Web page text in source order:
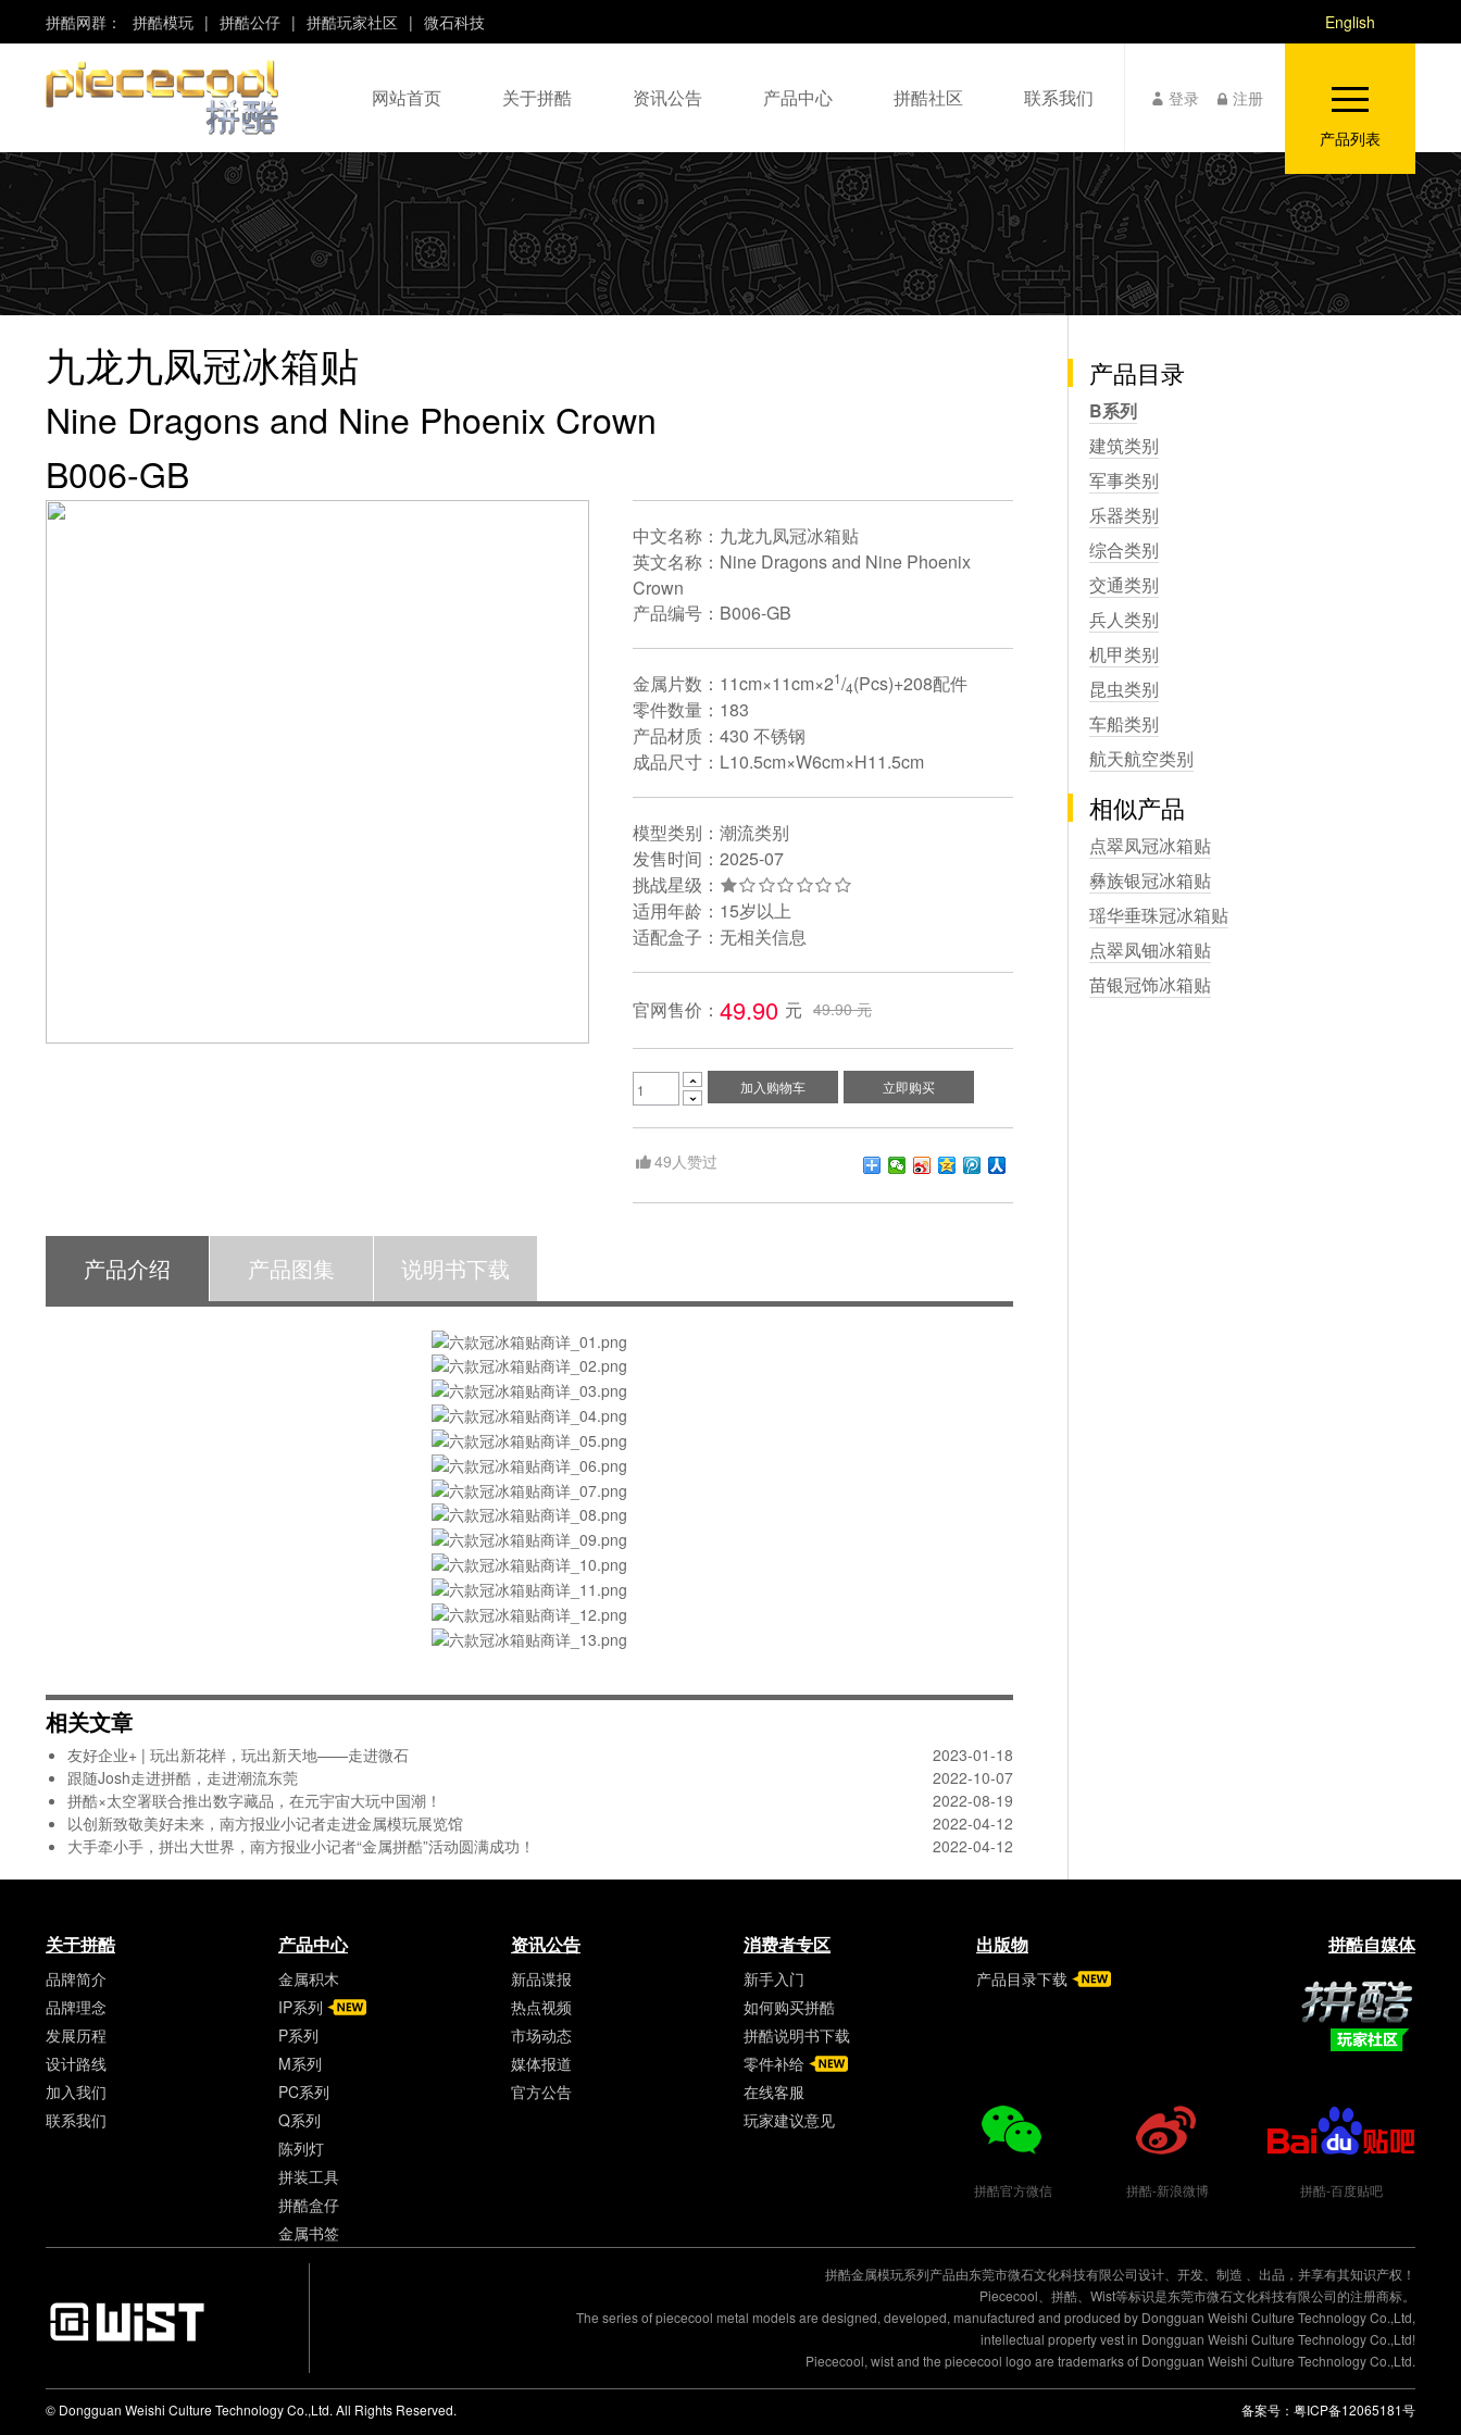
拼酷网群： 拼酷模玩 | 拼酷公仔 | 拼酷玩家社区 | 微石科技 English
“Piececool”、“拼酷”
是“微石科技”旗下品牌！
网站首页 关于拼酷 资讯公告 产品中心 拼酷社区 联系我们 登录
注册
产品列表
九龙九凤冠冰箱贴
Nine Dragons and Nine Phoenix Crown
B006-GB
中文名称：九龙九凤冠冰箱贴
英文名称：Nine Dragons and Nine Phoenix
Crown
产品编号：B006-GB
金属片数：11cm×11cm×21/4(Pcs)+208配件
零件数量：183
产品材质：430 不锈钢
成品尺寸：L10.5cm×W6cm×H11.5cm
模型类别：潮流类别
发售时间：2025-07
挑战星级：
适用年龄：15岁以上
适配盒子：无相关信息
官网售价： 49.90 元 49.90 元


加入购物车 立即购买
49 人赞过
产品介绍 产品图集 说明书下载
相关文章
2023-01-18
友好企业+ | 玩出新花样，玩出新天地——走进微石
2022-10-07
跟随Josh走进拼酷，走进潮流东莞
2022-08-19
拼酷×太空署联合推出数字藏品，在元宇宙大玩中国潮！
2022-04-12
以创新致敬美好未来，南方报业小记者走进金属模玩展览馆
2022-04-12
大手牵小手，拼出大世界，南方报业小记者“金属拼酷”活动圆满成功！
产品目录
B系列
建筑类别
军事类别
乐器类别
综合类别
交通类别
兵人类别
机甲类别
昆虫类别
车船类别
航天航空类别
相似产品
点翠凤冠冰箱贴
彝族银冠冰箱贴
瑶华垂珠冠冰箱贴
点翠凤钿冰箱贴
苗银冠饰冰箱贴
关于拼酷
品牌简介
品牌理念
发展历程
设计路线
加入我们
联系我们
产品中心
金属积木
IP系列
P系列
M系列
PC系列
Q系列
陈列灯
拼装工具
拼酷盒仔
金属书签
资讯公告
新品谍报
热点视频
市场动态
媒体报道
官方公告
消费者专区
新手入门
如何购买拼酷
拼酷说明书下载
零件补给
在线客服
玩家建议意见
出版物
产品目录下载
拼酷自媒体
拼酷-百度贴吧
拼酷-新浪微博
拼酷官方微信
拼酷金属模玩系列产品由东莞市微石文化科技有限公司设计、开发、制造 、出品，并享有其知识产权！
Piececool、拼酷、Wist等标识是东莞市微石文化科技有限公司的注册商标。
The series of piececool metal models are designed, developed, manufactured and produced by Dongguan Weishi Culture Technology Co.,Ltd,
intellectual property vest in Dongguan Weishi Culture Technology Co.,Ltd!
Piececool, wist and the piececool logo are trademarks of Dongguan Weishi Culture Technology Co.,Ltd.
© Dongguan Weishi Culture Technology Co.,Ltd. All Rights Reserved. 备案号： 粤ICP备12065181号